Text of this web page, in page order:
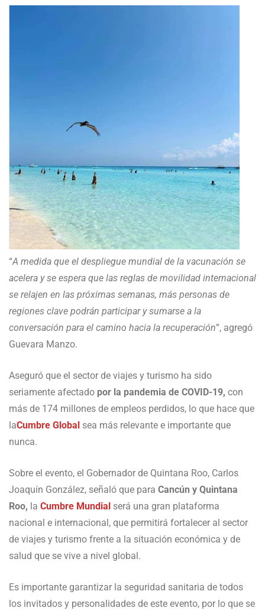
“A medida que el despliegue mundial de la vacunación se
acelera y se espera que las reglas de movilidad internacional
se relajen en las próximas semanas, más personas de
regiones clave podrán participar y sumarse a la
conversación para el camino hacia la recuperación”, agregó
Guevara Manzo.
Aseguró que el sector de viajes y turismo ha sido
seriamente afectado por la pandemia de COVID-19, con
más de 174 millones de empleos perdidos, lo que hace que
laCumbre Global sea más relevante e importante que
nunca.
Sobre el evento, el Gobernador de Quintana Roo, Carlos
Joaquín González, señaló que para Cancún y Quintana
Roo, la Cumbre Mundial será una gran plataforma
nacional e internacional, que permitirá fortalecer al sector
de viajes y turismo frente a la situación económica y de
salud que se vive a nivel global.
Es importante garantizar la seguridad sanitaria de todos
los invitados y personalidades de este evento, por lo que se